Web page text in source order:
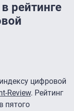
рейтинге
цифровой
Review. Рейтинг
пятого